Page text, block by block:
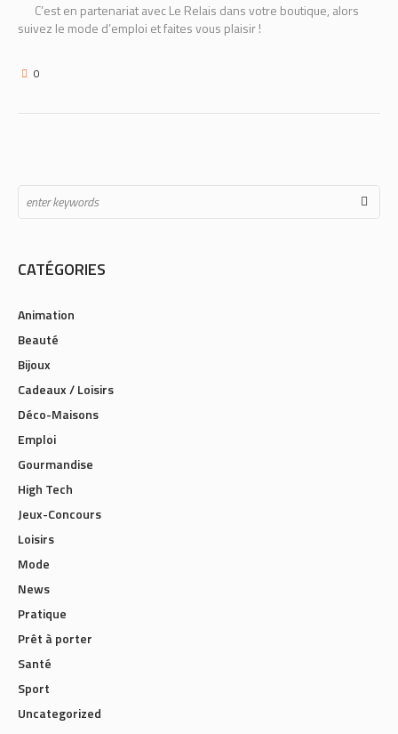
C’est en partenariat avec Le Relais dans votre boutique, alors
suivez le mode d’emploi et faites vous plaisir !
0
CATÉGORIES
Animation
Beauté
Bijoux
Cadeaux / Loisirs
Déco-Maisons
Emploi
Gourmandise
High Tech
Jeux-Concours
Loisirs
Mode
News
Pratique
Prêt à porter
Santé
Sport
Uncategorized